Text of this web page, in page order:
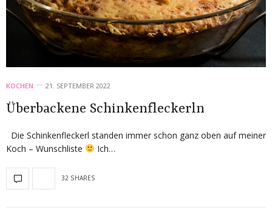
KOCHEN 21. SEPTEMBER 2022
Überbackene Schinkenfleckerln
Die Schinkenfleckerl standen immer schon ganz oben auf meiner
Koch – Wunschliste
Ich…
32 SHARES